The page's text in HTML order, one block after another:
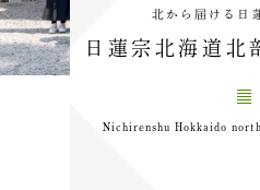
北から届ける日
日蓮宗北海道北
Nichirenshu Hokkaido